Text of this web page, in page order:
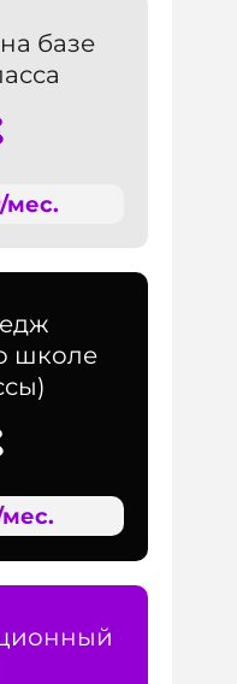
базе
школе
мес.